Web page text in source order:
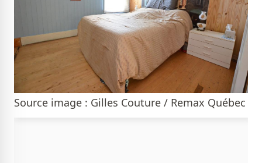
Source image : Gilles Couture / Remax Québec